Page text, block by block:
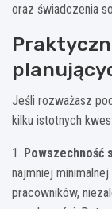
oraz świadczenia
Jeśli rozważasz
kilku istotnych
1. Powszechność
najmniej
pracowników,